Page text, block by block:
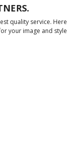
quality service. Here
your image and style